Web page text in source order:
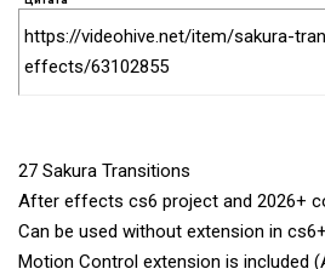
https://videohive.net/item/sakura-
effects/63102855
27 Sakura Transitions
After effects cs6 project and 2026+
Can be used without extension in cs6+
Motion Control extension is included